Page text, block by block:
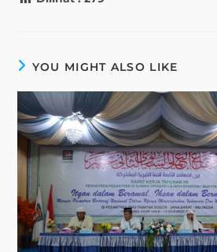
YOU MIGHT ALSO LIKE